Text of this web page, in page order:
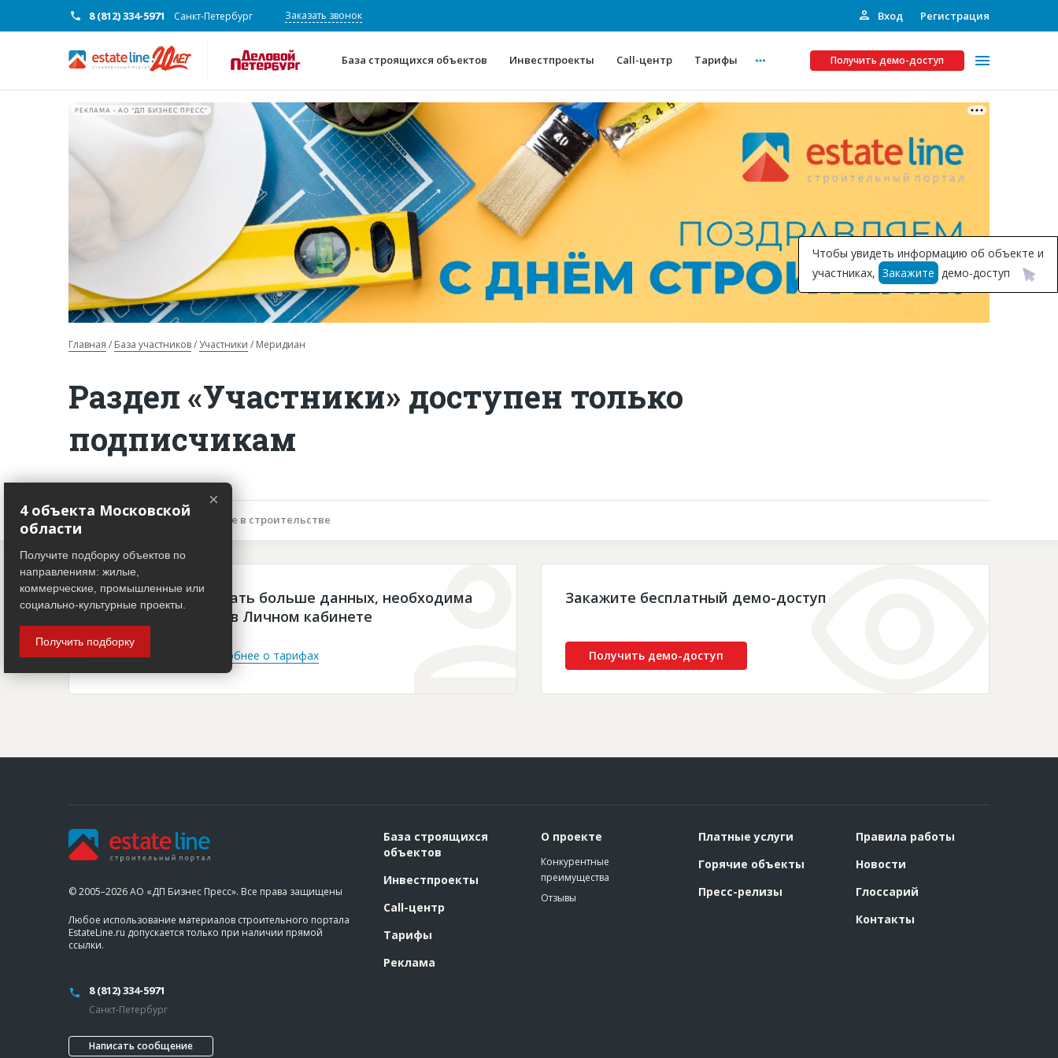
8 (812) 334-5971 Санкт-Петербург Заказать звонок Вход Регистрация
База строящихся объектов Инвестпроекты Call-центр Тарифы Получить демо-доступ
О проекте
Конкурентные преимущества
Горячие объекты
Глоссарий
Платные услуги
Рекламодателям
Инвестпроекты
Подписка на Базу
РЕКЛАМА • АО "ДП БИЗНЕС ПРЕСС"
Главная База участников Участники Меридиан
Раздел «Участники» доступен только
подписчикам
Описание объекта Участие в строительстве
Чтобы просматривать больше данных, необходима
платная подписка в Личном кабинете
Войти Подробнее о тарифах
Закажите бесплатный демо-доступ
Получить демо-доступ
Чтобы увидеть информацию об объекте и
участниках, Закажите демо-доступ
© 2005–2026 АО «ДП Бизнес Пресс». Все права защищены
Любое использование материалов строительного портала
EstateLine.ru допускается только при наличии прямой
ссылки.
8 (812) 334-5971
Санкт-Петербург
Написать сообщение
База строящихся
объектов
Инвестпроекты
Call-центр
Тарифы
Реклама
О проекте
Конкурентные
преимущества
Отзывы
Платные услуги
Горячие объекты
Пресс-релизы
Правила работы
Новости
Глоссарий
Контакты
×
4 объекта Московской
области
Получите подборку объектов по
направлениям: жилые,
коммерческие, промышленные или
социально-культурные проекты.
Получить подборку